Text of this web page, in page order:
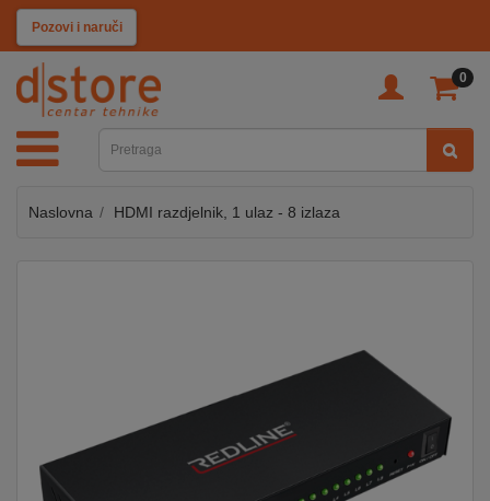
Pozovi i naruči
0
KATEGORIJE
TV
SAT
MOBILNI
KUĆANSKI
APARATI
Naslovna HDMI razdjelnik, 1 ulaz - 8 izlaza